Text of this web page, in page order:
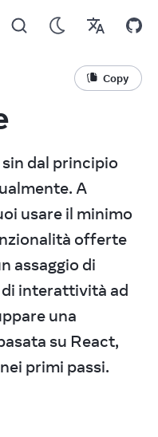
Copy
dal principio
A
usare il minimo
offerte
assaggio di
di interattività ad
una
su React,
primi passi.